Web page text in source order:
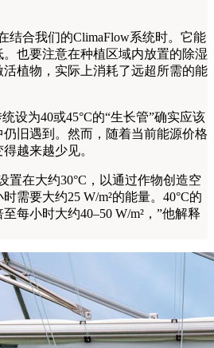
结合我们的ClimaFlow系统时。它能
也要注意在种植区域内放置的除湿
植物，实际上消耗了远超所需的能
设为40或45°C的“生长管”确实应该
旧遇到。然而，随着当前能源价格
越来越少见。
置在大约30°C，以通过作物创造空
需要大约25 W/m²的能量。40°C的
每小时大约40–50 W/m²，”他解释